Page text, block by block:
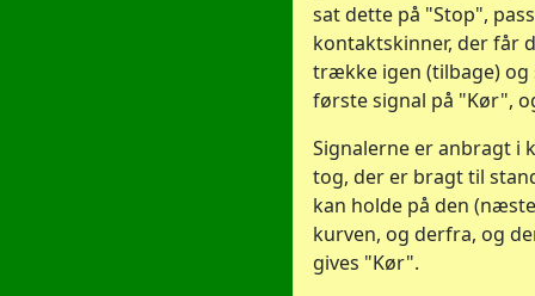
sat dette på "Stop",
kontaktskinner, der får
trække igen (tilbage)
første signal på "Kør",
Signalerne er anbragt i
tog, der er bragt til
kan holde på den
kurven, og derfra, og
gives "Kør".